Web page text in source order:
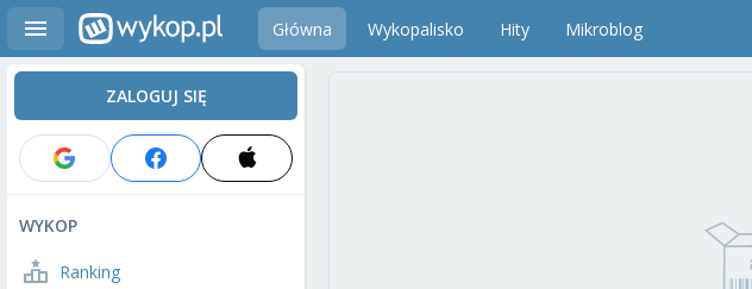
Główna Wykopalisko Hity Mikroblog
ZALOGUJ SIĘ
WYKOP
Ranking